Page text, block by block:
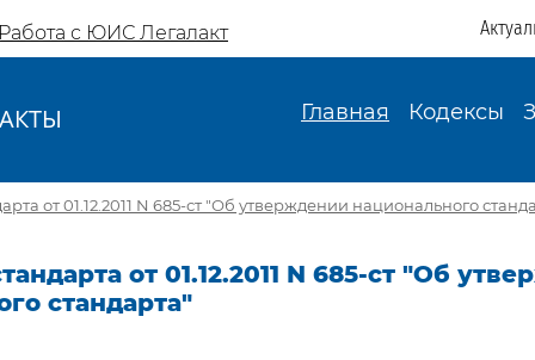
с ЮИС Легалакт
Главная Кодексы
от 01.12.2011 N 685-ст "Об утверждении национального
от 01.12.2011 N 685-ст "Об
стандарта"